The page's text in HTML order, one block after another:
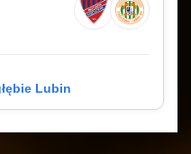
Lubin